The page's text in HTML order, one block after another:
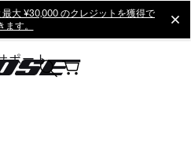
最大 ¥30,000 のクレジットを獲得で
ます。
ポート